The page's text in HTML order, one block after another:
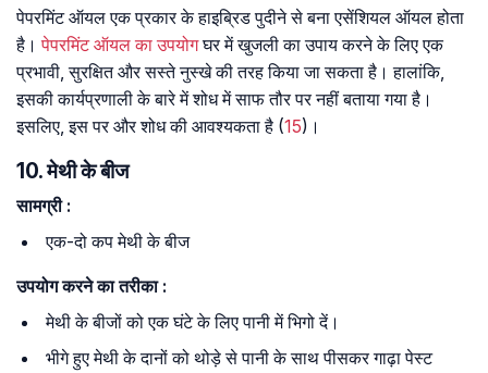
पेपरमिंट ऑयल एक प्रकार के हाइब्रिड पुदीने से बना एसेंशियल ऑयल होता
है। पेपरमिंट ऑयल का उपयोगघर में खुजली का उपाय करने के लिए एक
प्रभावी, सुरक्षित और सस्ते नुस्खे की तरह किया जा सकता है। हालांकि,
इसकी कार्यप्रणाली के बारे में शोध में साफ तौर पर नहीं बताया गया है।
इसलिए, इस पर और शोध की आवश्यकता है (15)।
10. मेथी के बीज
सामग्री:
एक-दो कप मेथी के बीज
उपयोग करने का तरीका:
मेथी के बीजों को एक घंटे के लिए पानी में भिगो दें।
भीगे हुए मेथी के दानों को थोड़े से पानी के साथ पीसकर गाढ़ा पेस्ट